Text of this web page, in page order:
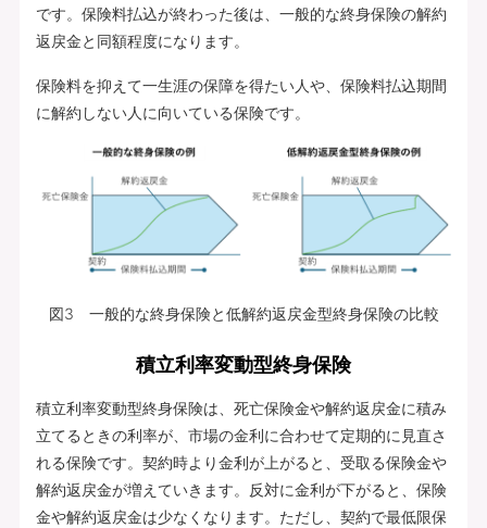
です。保険料払込が終わった後は、一般的な終身保険の解約
返戻金と同額程度になります。
保険料を抑えて一生涯の保障を得たい人や、保険料払込期間
に解約しない人に向いている保険です。
図3 一般的な終身保険と低解約返戻金型終身保険の比較
積立利率変動型終身保険
積立利率変動型終身保険は、死亡保険金や解約返戻金に積み
立てるときの利率が、市場の金利に合わせて定期的に見直さ
れる保険です。契約時より金利が上がると、受取る保険金や
解約返戻金が増えていきます。反対に金利が下がると、保険
金や解約返戻金は少なくなります。ただし、契約で最低限保